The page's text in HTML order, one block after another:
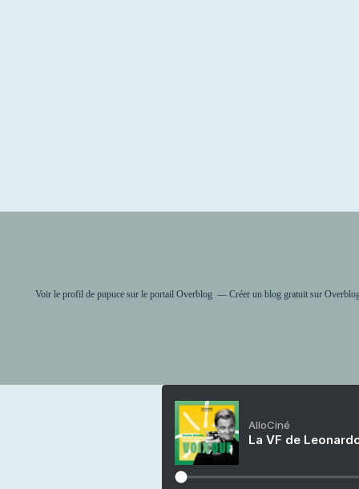
Voir le profil de pupucesur le portail Overblog Créer un blog gratuit sur
AlloCiné
La VF de